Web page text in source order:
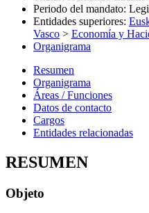
Periodo del mandato:
Entidades superiores:
Vasco > Economía y
Organigrama
Resumen
Organigrama
Áreas / Funciones
Datos de contacto
Cargos
Entidades relacionadas
RESUMEN
Objeto